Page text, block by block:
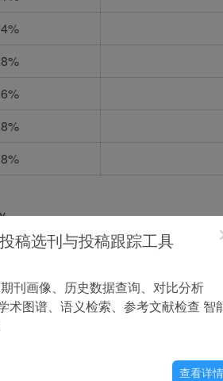
。
。
著下降。
稿选刊与投稿跟踪工具
刊画像、历史数据查询、对比分析
术图谱、语义检索、参考文献检查 智
查看详情